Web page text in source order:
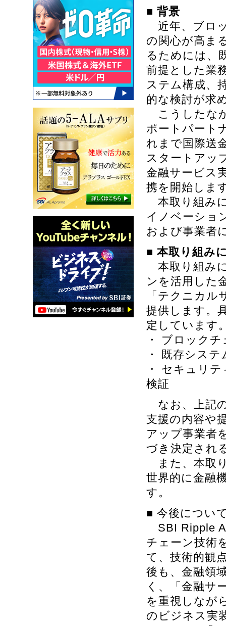
■ 背景
近年、ブロ
の関心が高ま
るためには、
前提とした業
ステム構成、
的な検討が求
こうしたな
ポートパート
れまで国際送
スタートアッ
金融サービス
携を開始しま
本取り組み
イノベーショ
および事業者
■ 本取り組み
本取り組み
ンを活用した
「テクニカ
提供します。
定しています
・ ブロック
・ 既存シス
・ セキュリ
検証
なお、上記
支援の内容や
アップ事業者
づき決定され
また、本取
世界的に金融
す。
■ 今後につい
SBI Ripple
チェーン技術
て、技術的観
後も、金融領
く、「金融サ
を重視しなが
のビジネス実